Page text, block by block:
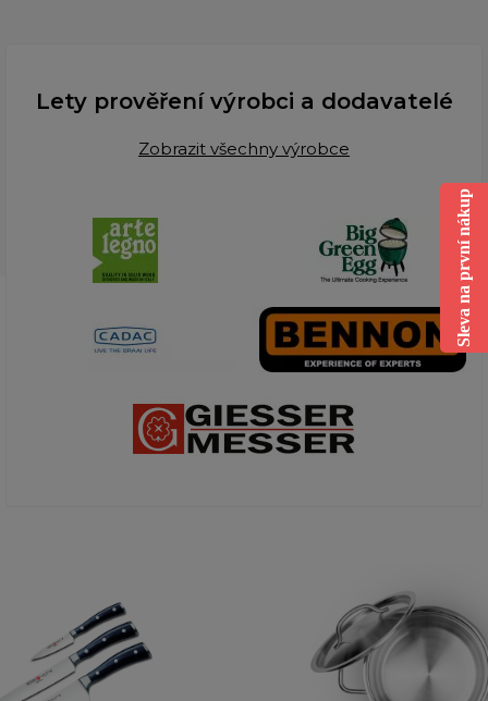
Lety prověření výrobci a dodavatelé
Zobrazit všechny výrobce
Sleva na první nákup